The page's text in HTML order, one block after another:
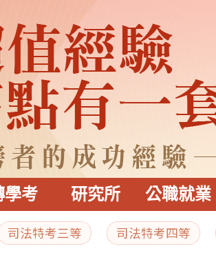
學考 研究所 公職就業
司法特考三等 司法特考四等